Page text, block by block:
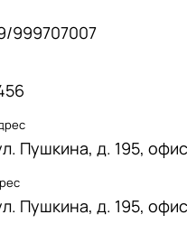
999707007
Пушкина, д. 195,
Пушкина, д. 195,